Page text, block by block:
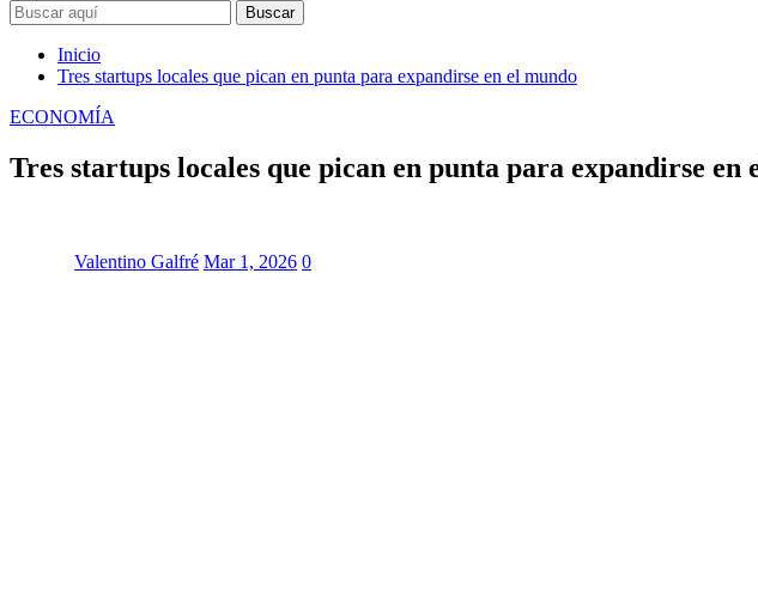
Buscar
Inicio
Tres startups locales que pican en punta para expandirse en el mundo
ECONOMÍA
Tres startups locales que pican en punta para expandirse en
Valentino Galfré Mar 1, 2026 0